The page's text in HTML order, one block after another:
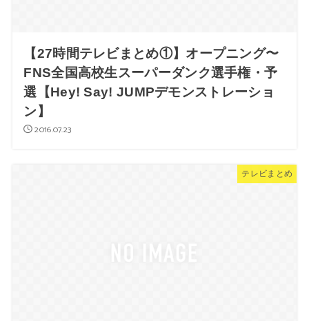
【27時間テレビまとめ①】オープニング〜
FNS全国高校生スーパーダンク選手権・予
選【Hey! Say! JUMPデモンストレーショ
ン】
2016.07.23
テレビまとめ